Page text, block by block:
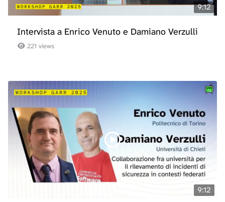
9:12
Intervista a Enrico Venuto e Damiano Verzulli
221 views
9:12